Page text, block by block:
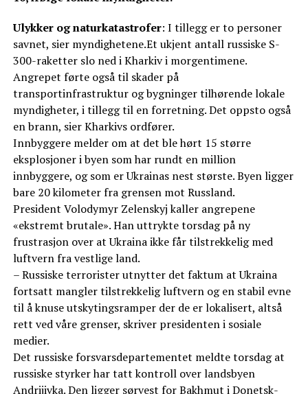
Ulykker og naturkatastrofer: I tillegg er to personer
savnet, sier myndighetene.Et ukjent antall russiske S-
300-raketter slo ned i Kharkiv i morgentimene.
Angrepet førte også til skader på
transportinfrastruktur og bygninger tilhørende lokale
myndigheter, i tillegg til en forretning. Det oppsto også
en brann, sier Kharkivs ordfører.
Innbyggere melder om at det ble hørt 15 større
eksplosjoner i byen som har rundt en million
innbyggere, og som er Ukrainas nest største. Byen ligger
bare 20 kilometer fra grensen mot Russland.
President Volodymyr Zelenskyj kaller angrepene
«ekstremt brutale». Han uttrykte torsdag på ny
frustrasjon over at Ukraina ikke får tilstrekkelig med
luftvern fra vestlige land.
– Russiske terrorister utnytter det faktum at Ukraina
fortsatt mangler tilstrekkelig luftvern og en stabil evne
til å knuse utskytingsramper der de er lokalisert, altså
rett ved våre grenser, skriver presidenten i sosiale
medier.
Det russiske forsvarsdepartementet meldte torsdag at
russiske styrker har tatt kontroll over landsbyen
Andrijivka. Den ligger sørvest for Bakhmut i Donetsk-